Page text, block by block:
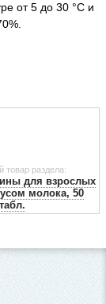
от 5 до 30 °С и
товар раздела:
для взрослых
молока, 50
табл.